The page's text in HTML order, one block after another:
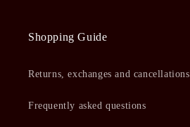
Shopping Guide
Returns, exchanges and cancellations
Frequently asked questions